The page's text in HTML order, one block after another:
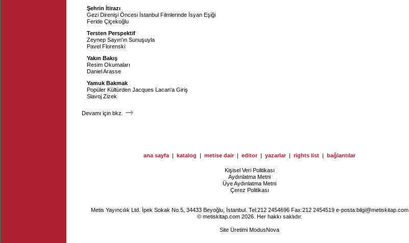
Şehrin İtirazı
Gezi Direnişi Öncesi İstanbul Filmlerinde İsyan Eşiği
Feride Çiçekoğlu
Tersten Perspektif
Zeynep Sayın'ın Sunuşuyla
Pavel Florenski
Yakın Bakış
Resim Okumaları
Daniel Arasse
Yamuk Bakmak
Popüler Kültürden Jacques Lacan'a Giriş
Slavoj Zizek
Devamı için bkz.
ana sayfa | katalog | metise dair | editor | yazarlar | rights list | bağlantılar
Kişisel Veri Politikası
Aydınlatma Metni
Üye Aydınlatma Metni
Çerez Politikası
Metis Yayıncılık Ltd. İpek Sokak No.5, 34433 Beyoğlu, İstanbul. Tel:212 2454696 Fax:212 2454519 e-posta:bilgi@metiskitap.com
© metiskitap.com 2026. Her hakkı saklıdır.
Site Üretimi ModusNova